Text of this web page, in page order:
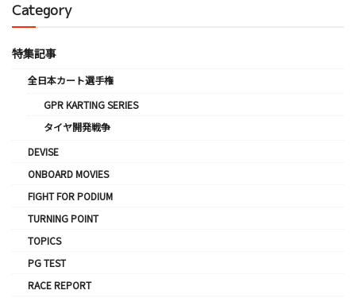
Category
特集記事
全日本カート選手権
GPR KARTING SERIES
タイヤ開発戦争
DEVISE
ONBOARD MOVIES
FIGHT FOR PODIUM
TURNING POINT
TOPICS
PG TEST
RACE REPORT